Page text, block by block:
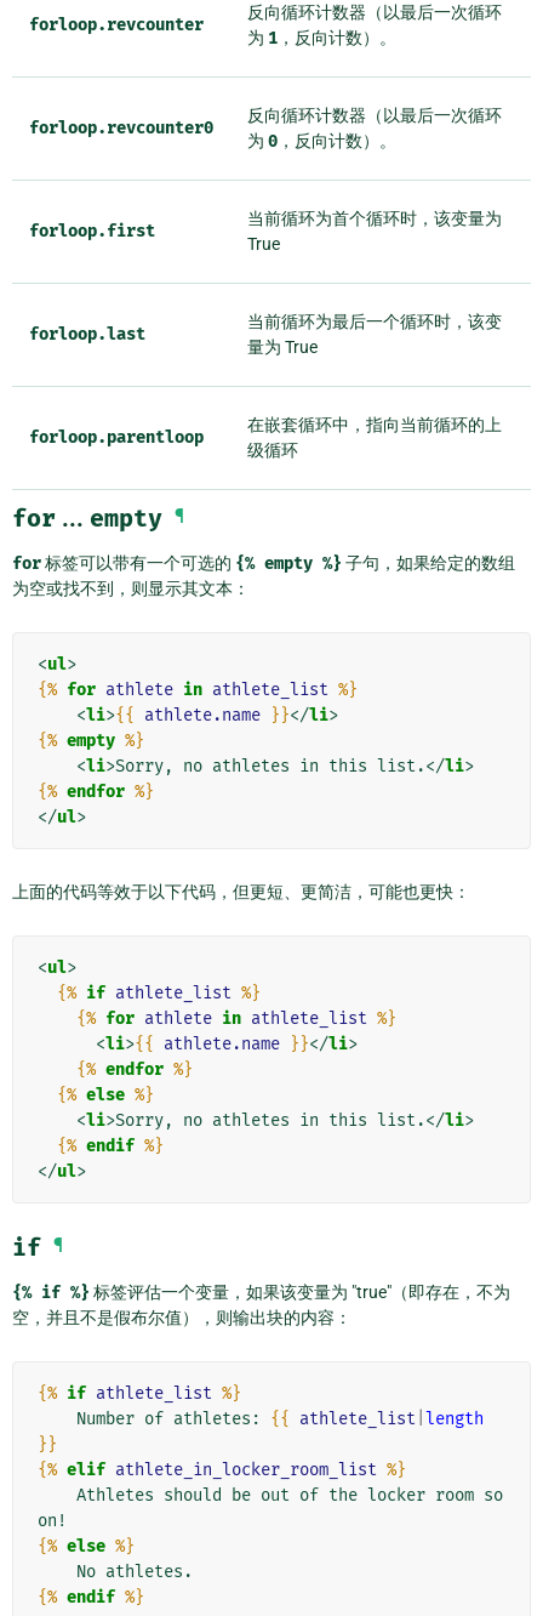
forloop.revcounter
反向循环计数器（以最后一次循环
为 1 ，反向计数）。
forloop.revcounter0
反向循环计数器（以最后一次循环
为 0 ，反向计数）。
forloop.first
当前循环为首个循环时，该变量为
True
forloop.last
当前循环为最后一个循环时，该变
量为 True
forloop.parentloop
在嵌套循环中，指向当前循环的上
级循环
for ... empty ¶
for标签可以带有一个可选的 {% empty %} 子句，如果给定的数组
为空或找不到，则显示其文本：
<ul>
{% for athlete in athlete_list %}
<li>{{ athlete.name }}</li>
{% empty %}
<li>Sorry, no athletes in this list.</li>
{% endfor %}
</ul>
上面的代码等效于以下代码，但更短、更简洁，可能也更快：
<ul>
{% if athlete_list %}
{% for athlete in athlete_list %}
<li>{{ athlete.name }}</li>
{% endfor %}
{% else %}
<li>Sorry, no athletes in this list.</li>
{% endif %}
</ul>
if ¶
{% if %} 标签评估一个变量，如果该变量为 "true"（即存在，不为
空，并且不是假布尔值），则输出块的内容：
{% if athlete_list %}
    Number of athletes:
{{ athlete_list length
}}
{% elif athlete_in_locker_room_list %}
{% else %}
{% endif %}